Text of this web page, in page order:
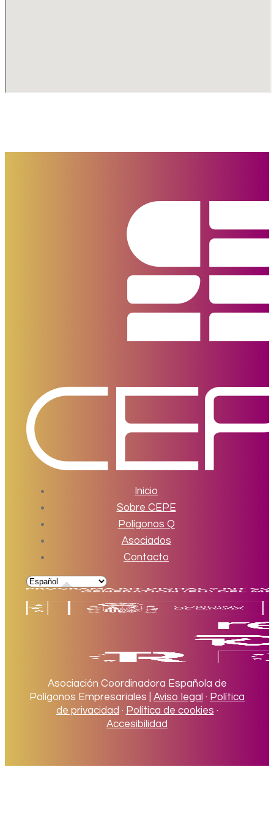
Inicio
Sobre CEPE
Polígonos Q
Asociados
Contacto
Asociación Coordinadora Española de
Polígonos Empresariales | Aviso legal · Política
de privacidad · Política de cookies ·
Accesibilidad